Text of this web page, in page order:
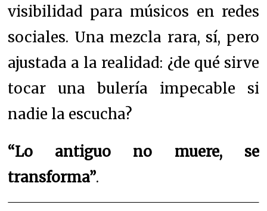
visibilidad para músicos en redes
sociales. Una mezcla rara, sí, pero
ajustada a la realidad: ¿de qué sirve
tocar una bulería impecable si
nadie la escucha?
“Lo antiguo no muere, se
transforma”.